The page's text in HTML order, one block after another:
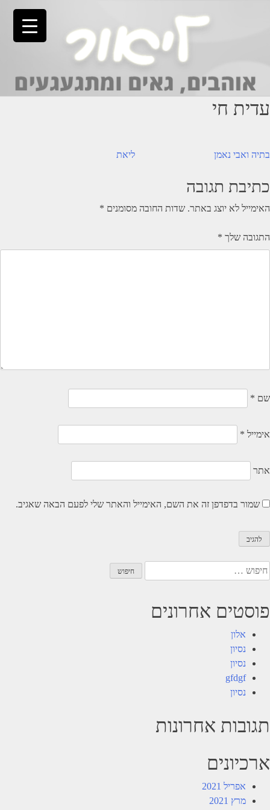
עדית חי
ניווט ליאת בתיה ואבי נאמן
כתיבת תגובה
האימייל לא יוצג באתר. שדות החובה מסומנים *
התגובה שלך *
שם *
אימייל *
אתר
שמור בדפדפן זה את השם, האימייל והאתר שלי לפעם הבאה שאגיב.
חיפוש:
פוסטים אחרונים
אלון
נסיון
נסיון
gfdgf
נסיון
תגובות אחרונות
ארכיונים
אפריל 2021
מרץ 2021